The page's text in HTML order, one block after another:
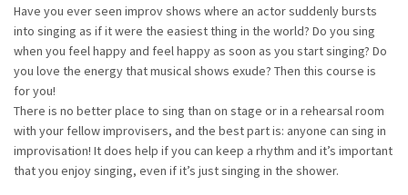
Have you ever seen improv shows where an actor suddenly bursts
into singing as if it were the easiest thing in the world? Do you sing
when you feel happy and feel happy as soon as you start singing? Do
you love the energy that musical shows exude? Then this course is
for you!
There is no better place to sing than on stage or in a rehearsal room
with your fellow improvisers, and the best part is: anyone can sing in
improvisation! It does help if you can keep a rhythm and it’s important
that you enjoy singing, even if it’s just singing in the shower.